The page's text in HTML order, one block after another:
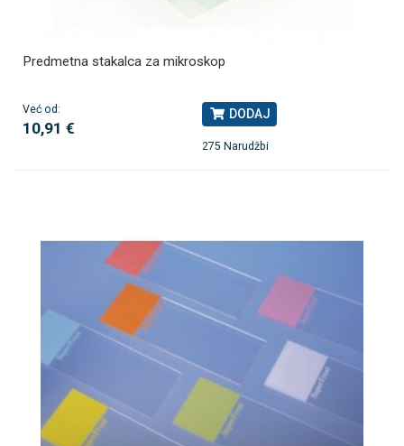
Predmetna stakalca za mikroskop
Već od:
10,91 €
DODAJ
275 Narudžbi